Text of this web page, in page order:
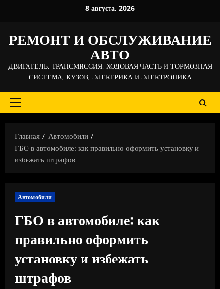
8 августа, 2026
РЕМОНТ И ОБСЛУЖИВАНИЕ
АВТО
ДВИГАТЕЛЬ, ТРАНСМИССИЯ, ХОДОВАЯ ЧАСТЬ И ТОРМОЗНАЯ
СИСТЕМА, КУЗОВ, ЭЛЕКТРИКА И ЭЛЕКТРОНИКА
Основное
Главная
Автомобили
ГБО в автомобиле: как правильно оформить установку и
избежать штрафов
Автомобили
ГБО в автомобиле: как
правильно оформить
установку и избежать
штрафов